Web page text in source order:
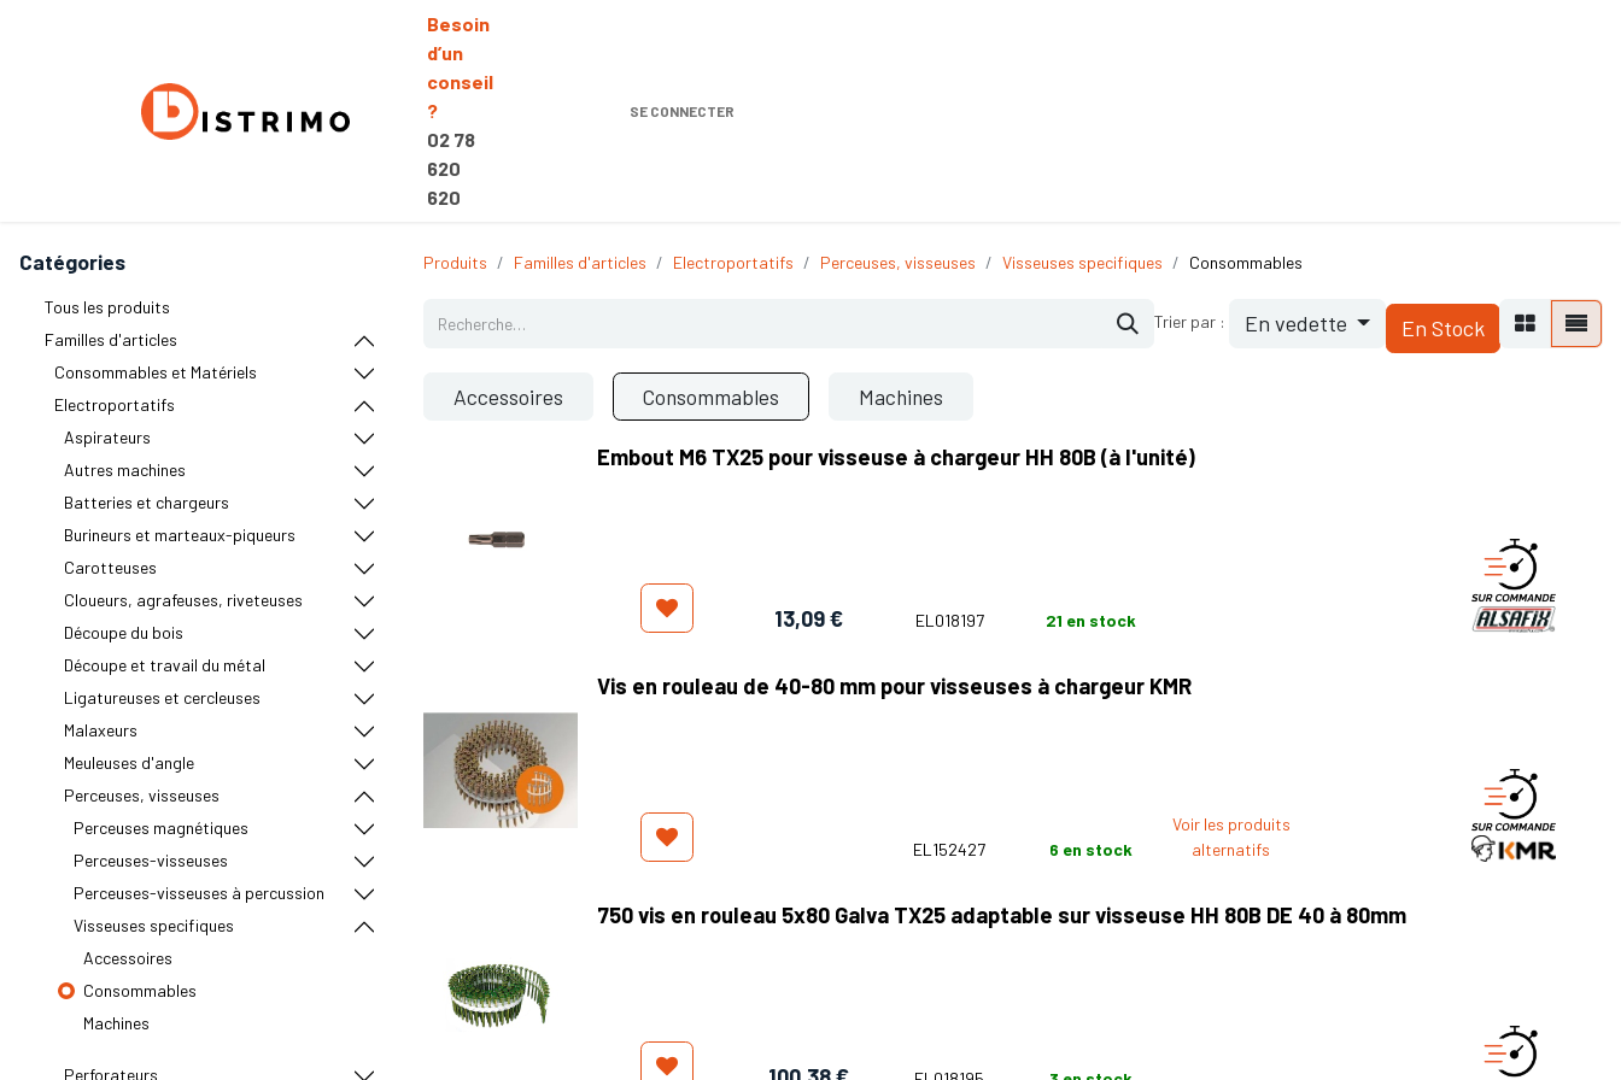
Besoin
d’un
conseil
?
02 78
620
620
SE CONNECTER
Catégories
Tous les produits
Familles d'articles
Consommables et Matériels
Electroportatifs
Aspirateurs
Autres machines
Batteries et chargeurs
Burineurs et marteaux-piqueurs
Carotteuses
Cloueurs, agrafeuses, riveteuses
Découpe du bois
Découpe et travail du métal
Ligatureuses et cercleuses
Malaxeurs
Meuleuses d'angle
Perceuses, visseuses
Perceuses magnétiques
Perceuses-visseuses
Perceuses-visseuses à percussion
Visseuses specifiques
Accessoires
Consommables
Machines
Perforateurs
Produits Familles d'articles Electroportatifs Perceuses, visseuses Visseuses specifiques Consommables
Trier par : En vedette En Stock
Accessoires Consommables Machines
Embout M6 TX25 pour visseuse à chargeur HH 80B (à l'unité)
13,09€ EL018197 21 en stock
Vis en rouleau de 40-80 mm pour visseuses à chargeur KMR
EL152427 6 en stock
Voir les produits
alternatifs
750 vis en rouleau 5x80 Galva TX25 adaptable sur visseuse HH 80B DE 40 à 80mm